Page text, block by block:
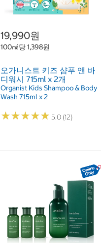
19,990원
100㎖당 1,398원
오가니스트 키즈 샴푸 앤 바
디워시 715ml x 2개
Organist Kids Shampoo & Body
Wash 715ml x 2
★★★★★
★★★★★ 5.0 (12)